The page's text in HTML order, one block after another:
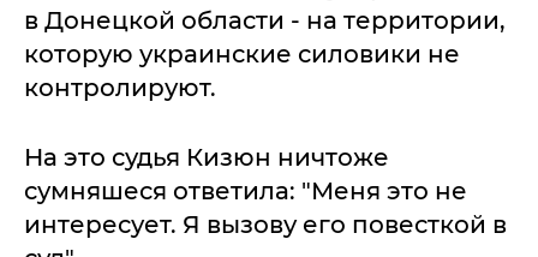
в Донецкой области - на территории,
которую украинские силовики не
контролируют.
На это судья Кизюн ничтоже
сумняшеся ответила: "Меня это не
интересует. Я вызову его повесткой в